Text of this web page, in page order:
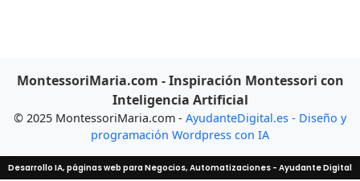
MontessoriMaria.com - Inspiración Montessori con
Inteligencia Artificial
© 2025 MontessoriMaria.com - AyudanteDigital.es - Diseño y
programación Wordpress con IA
Desarrollo IA, páginas web para Negocios, Automatizaciones - Ayudante Digital